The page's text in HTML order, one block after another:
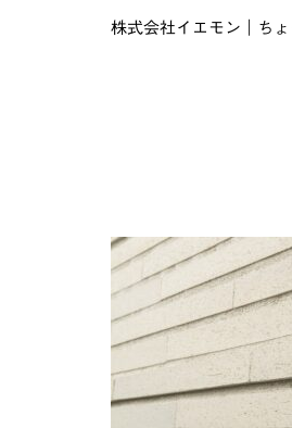
株式会社イエモン｜ち